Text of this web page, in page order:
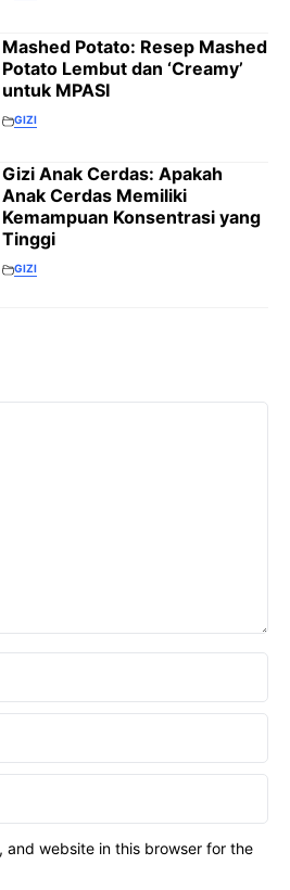
Mashed Potato: Resep Mashed
Potato Lembut dan ‘Creamy’
untuk MPASI
GIZI
Gizi Anak Cerdas: Apakah
Anak Cerdas Memiliki
Kemampuan Konsentrasi yang
Tinggi
GIZI
and website in this browser for the